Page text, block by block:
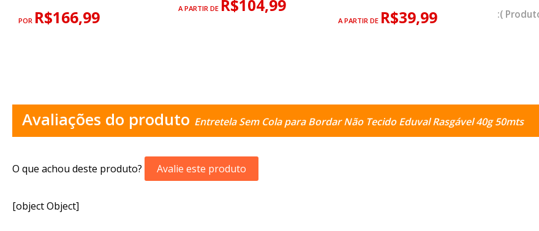
POR R$166,99 A PARTIR DE R$104,99
A PARTIR DE R$39,99
Avaliações do produto Entretela Sem Cola para Bordar Não Tecido Eduval Rasgável 40g 50mts
O que achou deste produto? Avalie este produto
[object Object]